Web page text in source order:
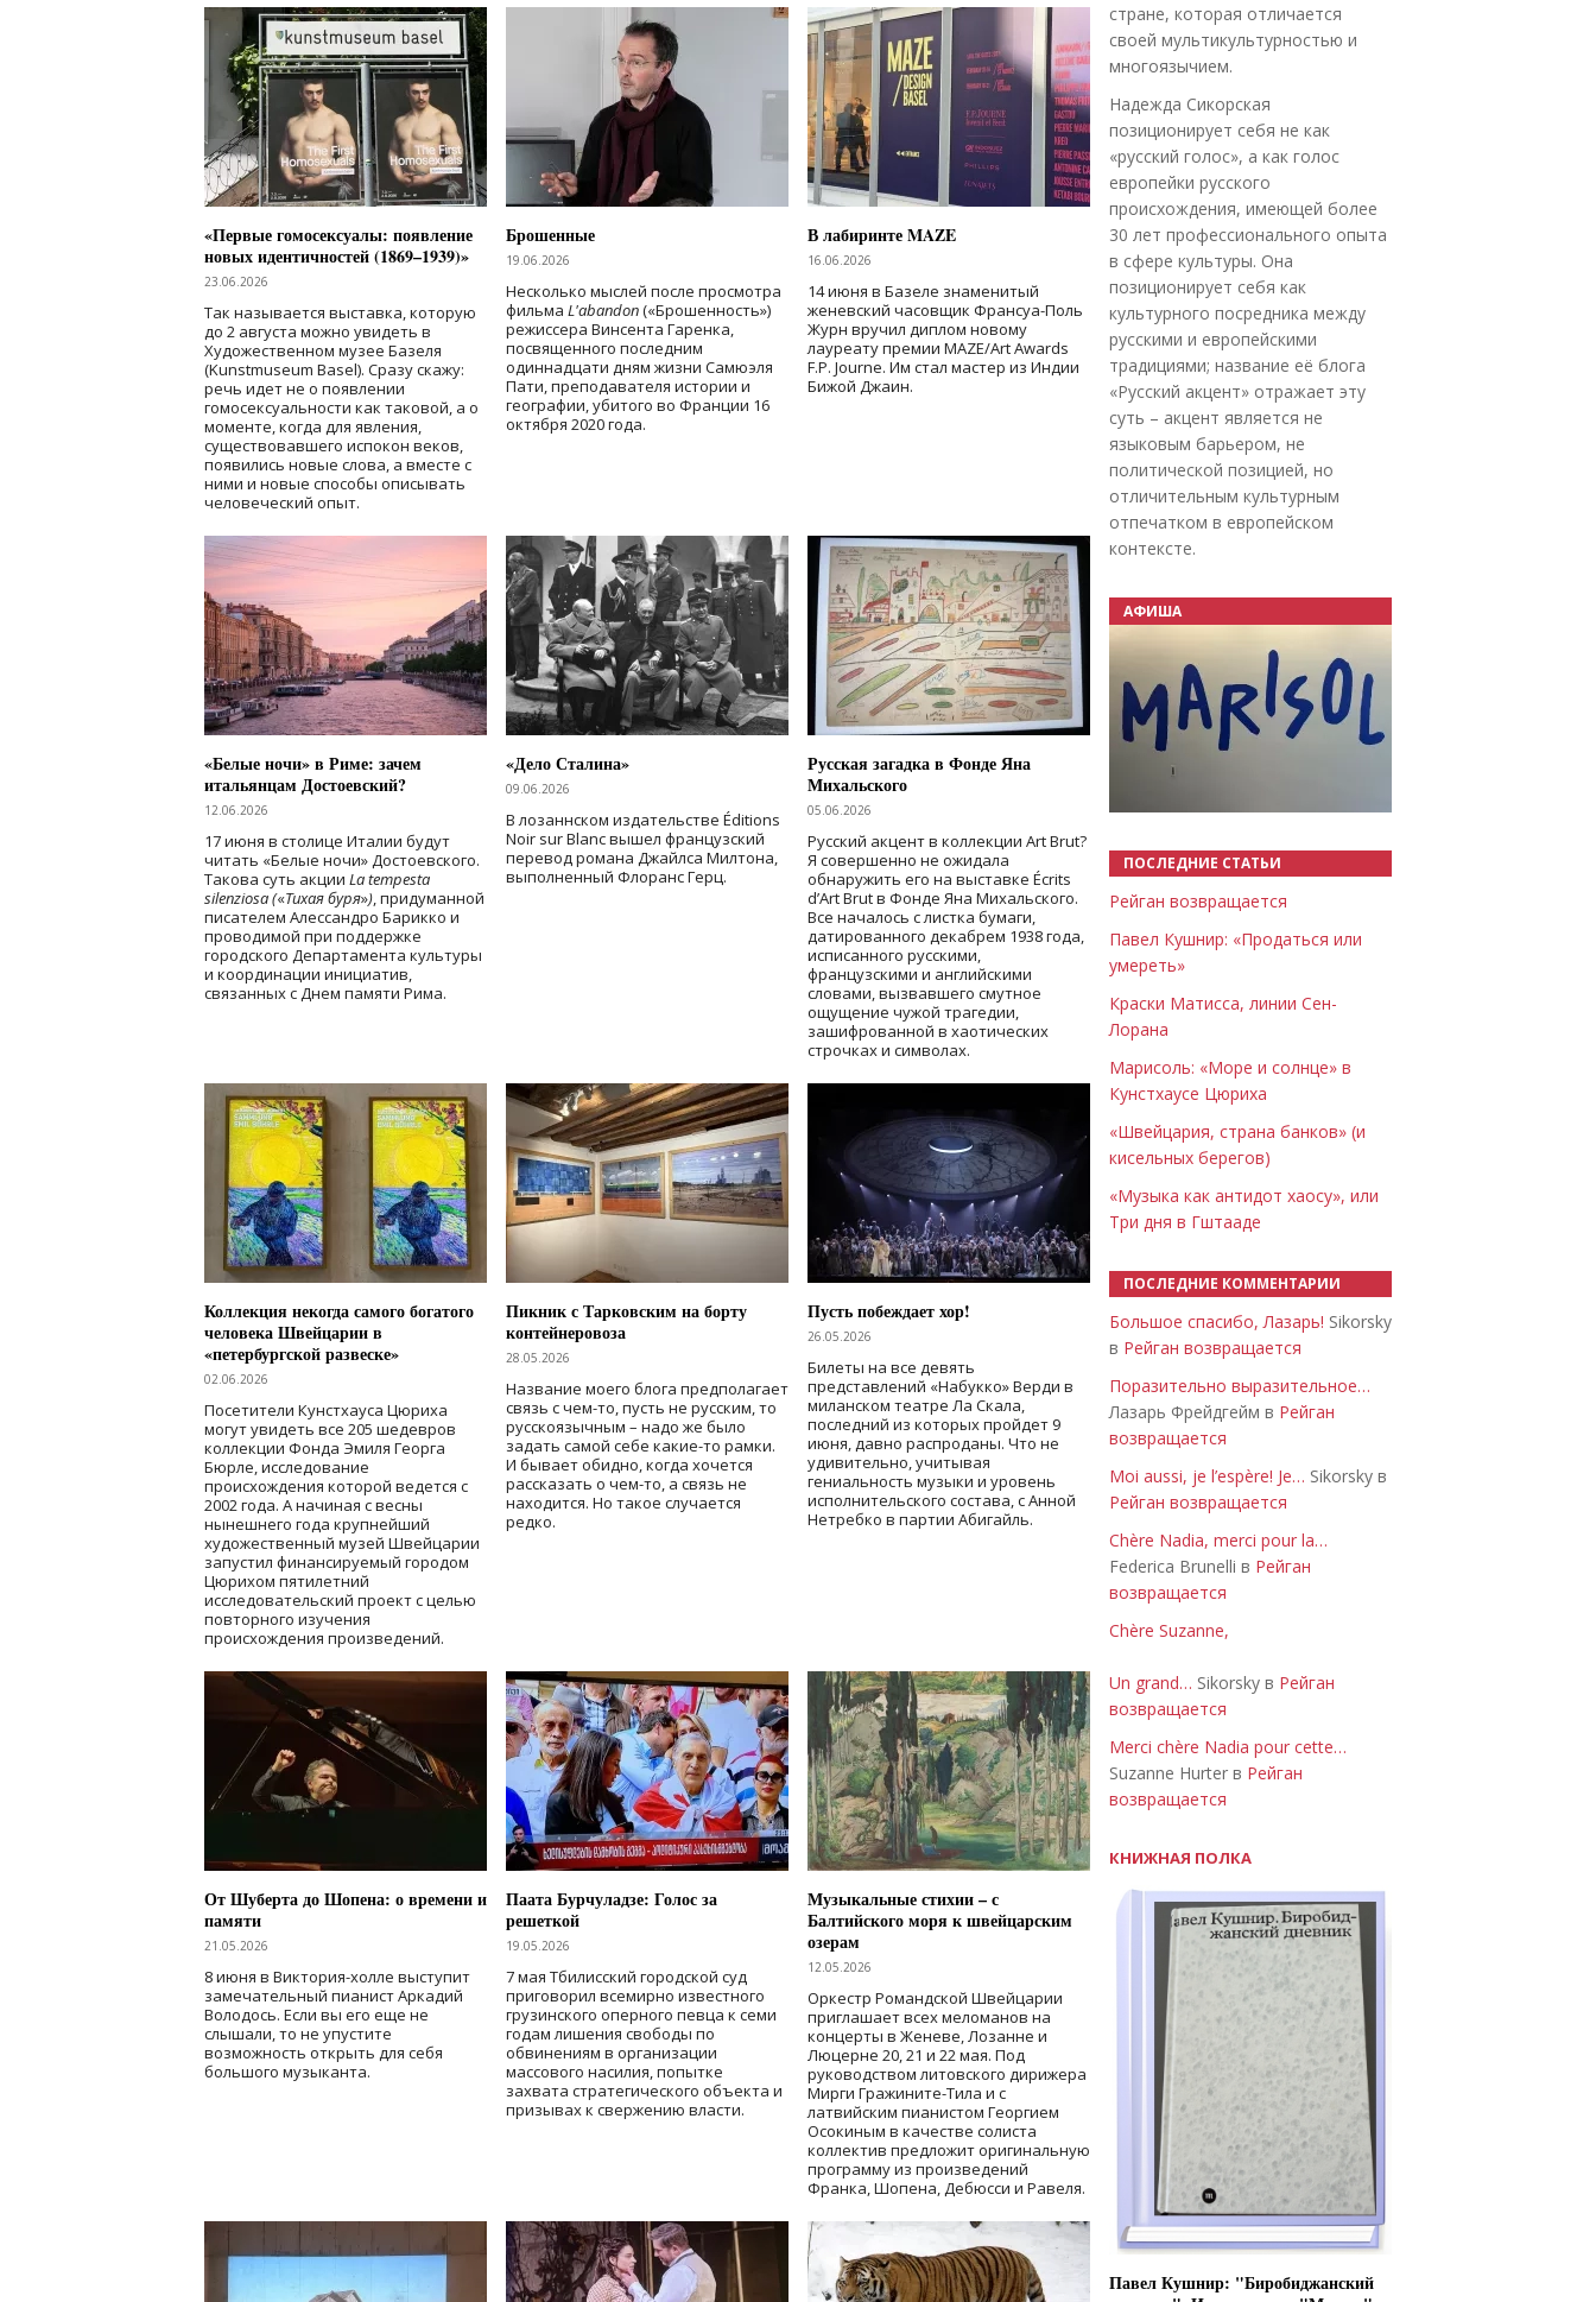
«Первые гомосексуалы: появление
новых идентичностей (1869–1939)»
23.06.2026
Так называется выставка, которую
до 2 августа можно увидеть в
Художественном музее Базеля
(Kunstmuseum Basel). Сразу скажу:
речь идет не о появлении
гомосексуальности как таковой, а о
моменте, когда для явления,
существовавшего испокон веков,
появились новые слова, а вместе с
ними и новые способы описывать
человеческий опыт.
Брошенные
19.06.2026
Несколько мыслей после просмотра
фильма L'abandon(«Брошенность»)
режиссера Винсента Гаренка,
посвященного последним
одиннадцати дням жизни Самюэля
Пати, преподавателя истории и
географии, убитого во Франции 16
октября 2020 года.
В лабиринте MAZE
16.06.2026
14 июня в Базеле знаменитый
женевский часовщик Франсуа-Поль
Журн вручил диплом новому
лауреату премии MAZE/Art Awards
F.P. Journe. Им стал мастер из Индии
Бижой Джаин.
«Белые ночи» в Риме: зачем
итальянцам Достоевский?
12.06.2026
17 июня в столице Италии будут
читать «Белые ночи» Достоевского.
Такова суть акции La tempesta
silenziosa («Тихая буря»), придуманной
писателем Алессандро Барикко и
проводимой при поддержке
городского Департамента культуры
и координации инициатив,
связанных с Днем памяти Рима.
«Дело Сталина»
09.06.2026
В лозаннском издательстве Éditions
Noir sur Blanc вышел французский
перевод романа Джайлса Милтона,
выполненный Флоранс Герц.
Русская загадка в Фонде Яна
Михальского
05.06.2026
Русский акцент в коллекции Art Brut?
Я совершенно не ожидала
обнаружить его на выставке Écrits
d’Art Brut в Фонде Яна Михальского.
Все началось с листка бумаги,
датированного декабрем 1938 года,
исписанного русскими,
французскими и английскими
словами, вызвавшего смутное
ощущение чужой трагедии,
зашифрованной в хаотических
строчках и символах.
Коллекция некогда самого богатого
человека Швейцарии в
«петербургской развеске»
02.06.2026
Посетители Кунстхауса Цюриха
могут увидеть все 205 шедевров
коллекции Фонда Эмиля Георга
Бюрле, исследование
происхождения которой ведется с
2002 года. А начиная с весны
нынешнего года крупнейший
художественный музей Швейцарии
запустил финансируемый городом
Цюрихом пятилетний
исследовательский проект с целью
повторного изучения
происхождения произведений.
Пикник с Тарковским на борту
контейнеровоза
28.05.2026
Название моего блога предполагает
связь с чем-то, пусть не русским, то
русскоязычным – надо же было
задать самой себе какие-то рамки.
И бывает обидно, когда хочется
рассказать о чем-то, а связь не
находится. Но такое случается
редко.
Пусть побеждает хор!
26.05.2026
Билеты на все девять
представлений «Набукко» Верди в
миланском театре Ла Скала,
последний из которых пройдет 9
июня, давно распроданы. Что не
удивительно, учитывая
гениальность музыки и уровень
исполнительского состава, с Анной
Нетребко в партии Абигайль.
От Шуберта до Шопена: о времени и
памяти
21.05.2026
8 июня в Виктория-холле выступит
замечательный пианист Аркадий
Володось. Если вы его еще не
слышали, то не упустите
возможность открыть для себя
большого музыканта.
Паата Бурчуладзе: Голос за
решеткой
19.05.2026
7 мая Тбилисский городской суд
приговорил всемирно известного
грузинского оперного певца к семи
годам лишения свободы по
обвинениям в организации
массового насилия, попытке
захвата стратегического объекта и
призывах к свержению власти.
Музыкальные стихии – с
Балтийского моря к швейцарским
озерам
12.05.2026
Оркестр Романдской Швейцарии
приглашает всех меломанов на
концерты в Женеве, Лозанне и
Люцерне 20, 21 и 22 мая. Под
руководством литовского дирижера
Мирги Гражините-Тила и с
латвийским пианистом Георгием
Осокиным в качестве солиста
коллектив предложит оригинальную
программу из произведений
Франка, Шопена, Дебюсси и Равеля.
стране, которая отличается
своей мультикультурностью и
многоязычием.
Надежда Сикорская
позиционирует себя не как
«русский голос», а как голос
европейки русского
происхождения, имеющей более
30 лет профессионального опыта
в сфере культуры. Она
позиционирует себя как
культурного посредника между
русскими и европейскими
традициями; название её блога
«Русский акцент» отражает эту
суть – акцент является не
языковым барьером, не
политической позицией, но
отличительным культурным
отпечатком в европейском
контексте.
АФИША
ПОСЛЕДНИЕ СТАТЬИ
Рейган возвращается
Павел Кушнир: «Продаться или
умереть»
Краски Матисса, линии Сен-
Лорана
Марисоль: «Море и солнце» в
Кунстхаусе Цюриха
«Швейцария, страна банков» (и
кисельных берегов)
«Музыка как антидот хаосу», или
Три дня в Гштааде
ПОСЛЕДНИЕ КОММЕНТАРИИ
Большое спасибо, Лазарь! Sikorsky
в Рейган возвращается
Поразительно выразительное…
Лазарь Фрейдгейм в Рейган
возвращается
Moi aussi, je l’espère! Je… Sikorsky в
Рейган возвращается
Chère Nadia, merci pour la…
Federica Brunelli в Рейган
возвращается
Chère Suzanne,
Un grand… Sikorsky в Рейган
возвращается
Merci chère Nadia pour cette…
Suzanne Hurter в Рейган
возвращается
КНИЖНАЯ ПОЛКА
Павел Кушнир: "Биробиджанский